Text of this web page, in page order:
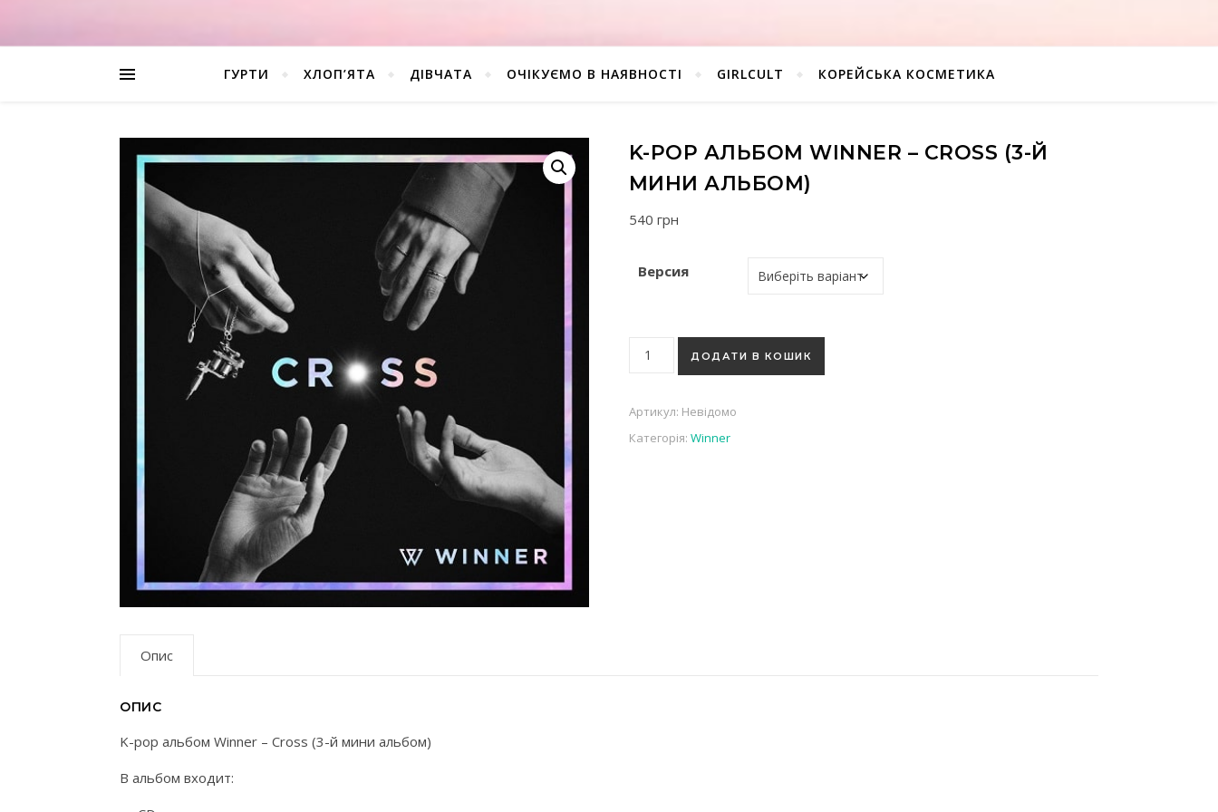
ГУРТИ ХЛОП’ЯТА ДІВЧАТА ОЧІКУЄМО В НАЯВНОСТІ GIRLCULT КОРЕЙСЬКА КОСМЕТИКА
K-POP АЛЬБОМ WINNER – CROSS (3-Й
МИНИ АЛЬБОМ)
540 грн
Версия
K-pop альбом Winner - Cross (3-й мини альбом) кількість
ДОДАТИ В КОШИК
Артикул: Невідомо
Категорія: Winner
Опис
ОПИС
K-pop альбом Winner – Cross (3-й мини альбом)
В альбом входит: